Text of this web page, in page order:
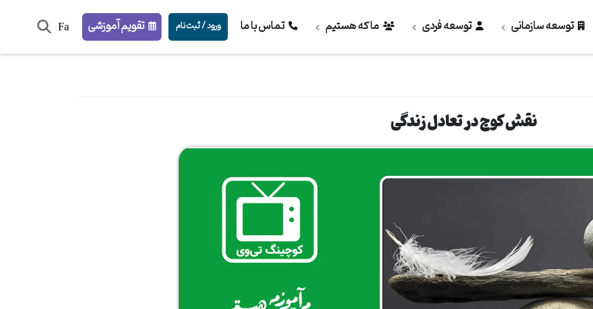
توسعه سازمانی توسعه فردی ما که هستیم تماس با ما ورود / ثبت‌نام تقویم آموزشی Fa
نقش کوچ در تعادل زندگی